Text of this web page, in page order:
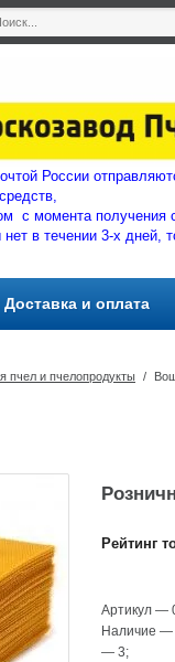
России
с момента получения
в течении 3-х дней,
Доставка и оплата
пчел и пчелопродукты /
Рейтинг
Артикул —
Наличие
—3;